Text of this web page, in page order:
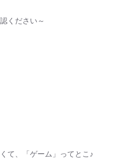
ください～
て、「ゲーム」ってとこ♪